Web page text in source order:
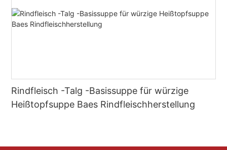
Rindfleisch -Talg -Basissuppe für würzige
Heißtopfsuppe Baes Rindfleischherstellung